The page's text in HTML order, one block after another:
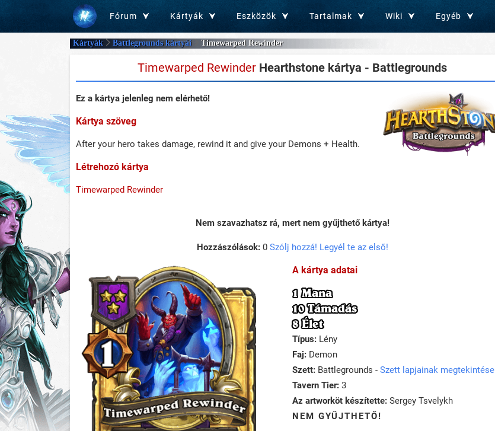
Fórum Kártyák Eszközök Tartalmak Wiki Egyéb
Kártyák Battlegrounds kártyái Timewarped Rewinder
Timewarped Rewinder Hearthstone kártya - Battlegrounds
Ez a kártya jelenleg nem elérhető!
Kártya szöveg
After your hero takes damage, rewind it and give your Demons + Health.
Létrehozó kártya
Timewarped Rewinder
Nem szavazhatsz rá, mert nem gyűjthető kártya!
Hozzászólások:0 Szólj hozzá! Legyél te az első!
A kártya adatai
1 Mana
10 Támadás
8 Élet
Típus: Lény
Faj: Demon
Szett: Battlegrounds - Szett lapjainak megtekintése
Tavern Tier: 3
Az artworköt készítette: Sergey Tsvelykh
NEM GYŰJTHETŐ!